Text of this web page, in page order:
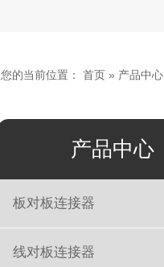
您的当前位置： 首页 » 产品中心
产品中心
板对板连接器
板对板
线对板连接器